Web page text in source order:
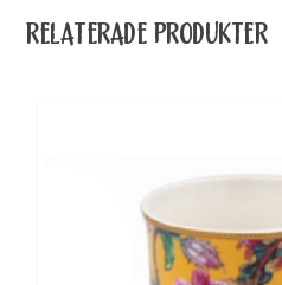
RELATERADE PRODUKTER